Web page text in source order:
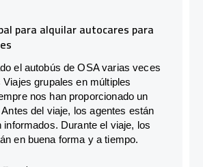
para alquilar autocares para
el autobús de OSA varias veces
Viajes grupales en múltiples
nos han proporcionado un
del viaje, los agentes están
informados. Durante el viaje, los
en buena forma y a tiempo.